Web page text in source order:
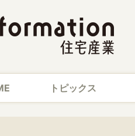
トピックス